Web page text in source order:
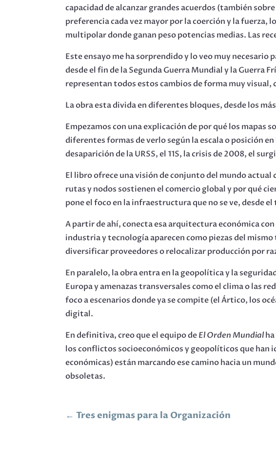
capacidad de alcanzar grandes acuerdos (también
preferencia cada vez mayor por la coerción y la fuerza,
multipolar donde ganan peso potencias medias. Las
Este ensayo me ha sorprendido y lo veo muy
desde el fin de la Segunda Guerra Mundial y la Guerra
representan todos estos cambios de forma muy
La obra esta divida en diferentes bloques, desde los
Empezamos con una explicación de por qué los
diferentes formas de verlo según la escala o posición
desaparición de la URSS, el 11S, la crisis de 2008, el
El libro ofrece una visión de conjunto del mundo actual
rutas y nodos sostienen el comercio global y por qué
pone el foco en la infraestructura que no se ve, desde
A partir de ahí, conecta esa arquitectura económica
industria y tecnología aparecen como piezas del
diversificar proveedores o relocalizar producción por
En paralelo, la obra entra en la geopolítica y la
Europa y amenazas transversales como el clima o las
foco a escenarios donde ya se compite (el Ártico, los
digital.
En definitiva, creo que el equipo deEl Orden Mundial
los conflictos socioeconómicos y geopolíticos que
económicas) están marcando ese camino hacia un
obsoletas.
←Tres enigmas para la Organización